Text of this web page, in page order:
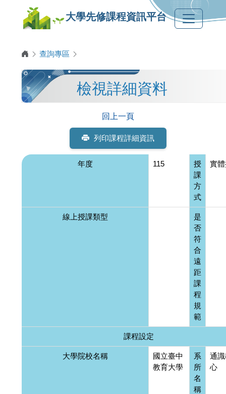
大學先修課程資訊平台
查詢專區
檢視詳細資料
回上一頁
列印課程詳細資訊
年度 115
授
課
方
式
實
線上授課類型
是
否
符
合
遠
距
課
程
規
範
課程設定
大學院校名稱
國立臺中
教育大學
系
所
名
稱
通
心